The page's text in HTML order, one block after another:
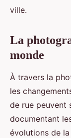
ville.
La
monde
À travers la
les
de rue peuvent
documentant
évolutions de